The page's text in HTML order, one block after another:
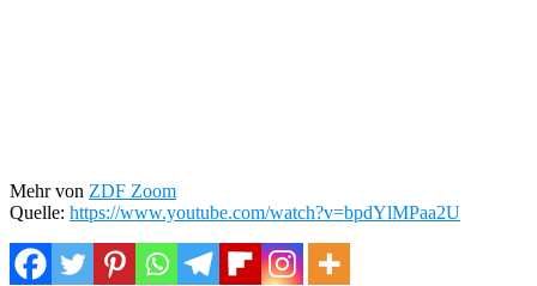
Mehr von ZDF Zoom
Quelle: https://www.youtube.com/watch?v=bpdYlMPaa2U